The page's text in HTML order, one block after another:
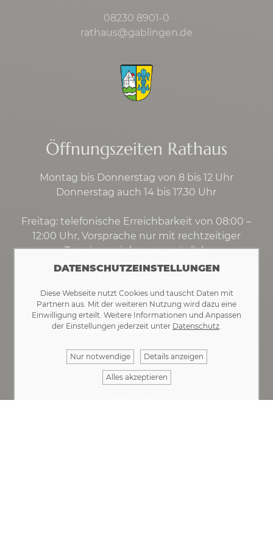
08230 8901-0
rathaus@gablingen.de
Öffnungszeiten Rathaus
Montag bis Donnerstag von 8 bis 12 Uhr
Donnerstag auch 14 bis 17.30 Uhr
Freitag: telefonische Erreichbarkeit von 08:00 –
12:00 Uhr, Vorsprache nur mit rechtzeitiger
Terminvereinbarung möglich
Ihre Nachricht
DATENSCHUTZEINSTELLUNGEN
Diese Webseite nutzt Cookies und tauscht Daten mit
Partnern aus. Mit der weiteren Nutzung wird dazu eine
Einwilligung erteilt. Weitere Informationen und Anpassen
der Einstellungen jederzeit unter Datenschutz.
Nur notwendige Details anzeigen
Alles akzeptieren